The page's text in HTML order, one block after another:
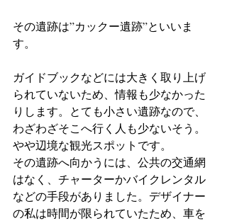
その遺跡は”カックー遺跡”といいま
す。
ガイドブックなどには大きく取り上げ
られていないため、情報も少なかった
りします。とても小さい遺跡なので、
わざわざそこへ行く人も少ないそう。
やや辺境な観光スポットです。
その遺跡へ向かうには、公共の交通網
はなく、チャーターかバイクレンタル
などの手段がありました。デザイナー
の私は時間が限られていたため、車を